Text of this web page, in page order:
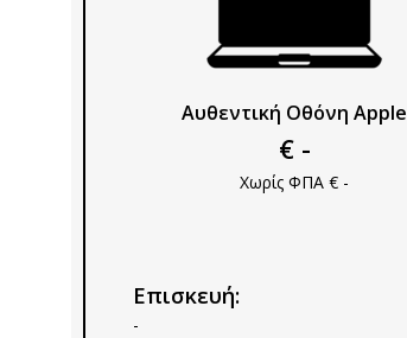
Αυθεντική Οθόνη Apple
€ -
Χωρίς ΦΠΑ € -
Επισκευή:
-